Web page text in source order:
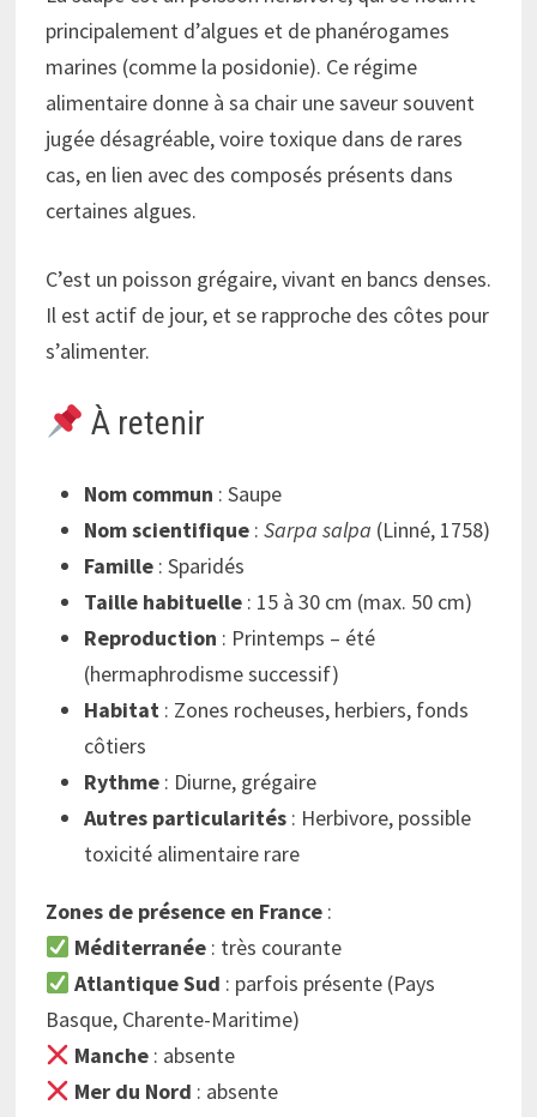
principalement d’algues et de phanérogames
marines (comme la posidonie). Ce régime
alimentaire donne à sa chair une saveur souvent
jugée désagréable, voire toxique dans de rares
cas, en lien avec des composés présents dans
certaines algues.
C’est un poisson grégaire, vivant en bancs denses.
Il est actif de jour, et se rapproche des côtes pour
s’alimenter.
À retenir
Nom commun : Saupe
Nom scientifique: Sarpa salpa (Linné, 1758)
Famille: Sparidés
Taille habituelle: 15 à 30 cm (max. 50 cm)
Reproduction : Printemps – été
(hermaphrodisme successif)
Habitat: Zones rocheuses, herbiers, fonds
côtiers
Rythme: Diurne, grégaire
Autres particularités: Herbivore, possible
toxicité alimentaire rare
Zones de présence en France:
Méditerranée : très courante
Atlantique Sud : parfois présente (Pays
Basque, Charente-Maritime)
Manche : absente
Mer du Nord : absente